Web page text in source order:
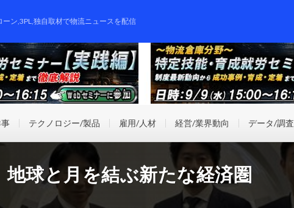
ン,3PL,独自取材で物流ニュースを配信
テクノロジー/製品 雇用/人材 経営/業界動向 データ/調査
地球と月を結ぶ新たな経済圏